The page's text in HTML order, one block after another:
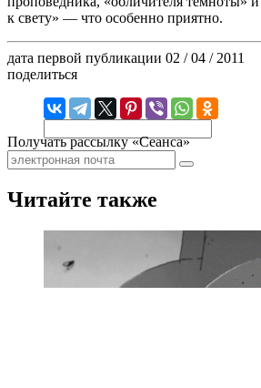
к свету» — что особенно приятно.
дата первой публикации 02 / 04 / 2011
поделиться
Получать рассылку «Сеанса»
Читайте также